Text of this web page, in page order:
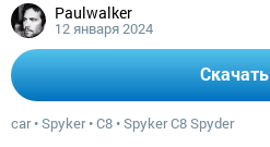
Paulwalker
12 января 2024
Скачать
car•Spyker•C8 •Spyker C8 Spyder